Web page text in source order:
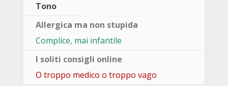
Tono
Complice, mai infantile
O troppo medico o troppo vago